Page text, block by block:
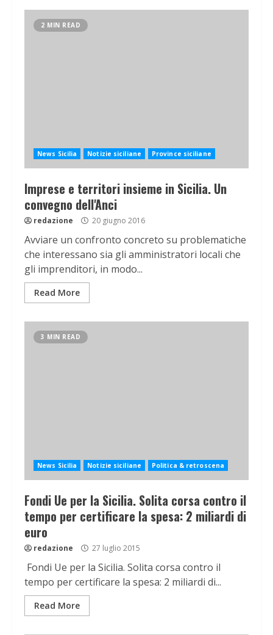
2 MIN READ
News Sicilia Notizie siciliane Province siciliane
Imprese e territori insieme in Sicilia. Un
convegno dell'Anci
redazione 20 giugno 2016
Avviare un confronto concreto su problematiche
che interessano sia gli amministratori locali che
gli imprenditori, in modo...
Read More
3 MIN READ
News Sicilia Notizie siciliane Politica & retroscena
Fondi Ue per la Sicilia. Solita corsa contro il
tempo per certificare la spesa: 2 miliardi di
euro
redazione 27 luglio 2015
Fondi Ue per la Sicilia. Solita corsa contro il
tempo per certificare la spesa: 2 miliardi di...
Read More